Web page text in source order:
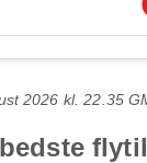
2026 kl. 22.35